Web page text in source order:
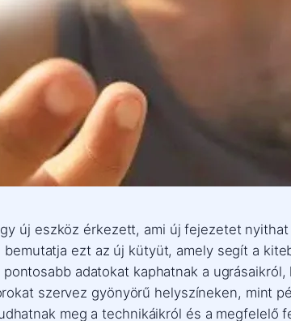
új eszköz érkezett, ami új fejezetet nyithat
ezt az új kütyüt, amely segít a
adatokat kaphatnak a ugrásaikról,
szervez gyönyörű helyszíneken, mint
meg a technikáikról és a megfelelő